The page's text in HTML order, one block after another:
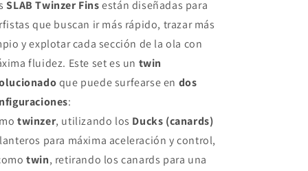
2
Tabs
2
Tabs
SLAB Twinzer Finsestán diseñadas para
que buscan ir más rápido, trazar más
y explotar cada sección de la ola con
fluidez. Este set es un twin
que puede surfearse en dos
:
twinzer, utilizando los Ducks (canards)
para máxima aceleración y control,
twin, retirando los canards para una